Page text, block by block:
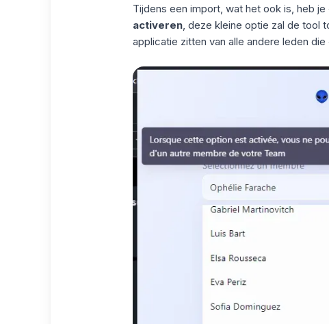
Tijdens een import, wat het ook is, heb
activeren, deze kleine optie zal de tool
applicatie zitten van alle andere leden